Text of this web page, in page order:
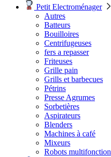
Petit Electroménager
Autres
Batteurs
Bouilloires
Centrifugeuses
fers a repasser
Friteuses
Grille pain
Grills et barbecues
Pétrins
Presse Agrumes
Sorbetières
Aspirateurs
Blenders
Machines à café
Mixeurs
Robots multifonction